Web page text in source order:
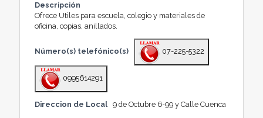
Descripción
Ofrece Utiles para escuela, colegio y materiales de
oficina, copias, anillados.
Número(s) telefónico(s) 07-225-5322
0995614291
Direccion de Local 9 de Octubre 6-99 y Calle Cuenca